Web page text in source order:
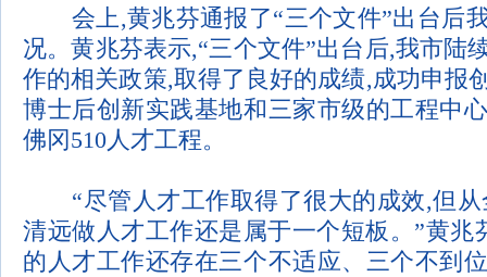
会上,黄兆芬通报了“三个文件”出台后
况。黄兆芬表示,“三个文件”出台后,我市陆
作的相关政策,取得了良好的成绩,成功申报
博士后创新实践基地和三家市级的工程中
佛冈 510人才工程。
“尽管人才工作取得了很大的成效,但
清远做人才工作还是属于一个短板。 ”黄兆
的人才工作还存在三个不适应、三个不到